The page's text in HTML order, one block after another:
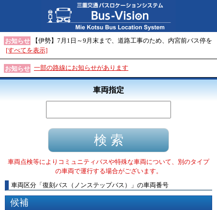
お知らせ
【伊勢】7月1日～9月末まで、道路工事のため、内宮前バス停を
[すべてを表示]
お知らせ 一部の路線にお知らせがあります
車両指定
車両点検等によりコミュニティバスや特殊な車両について、別のタイプ
の車両で運行する場合がございます。
車両区分 「 復刻バス（ノンステップバス） 」 の車両番号
候補